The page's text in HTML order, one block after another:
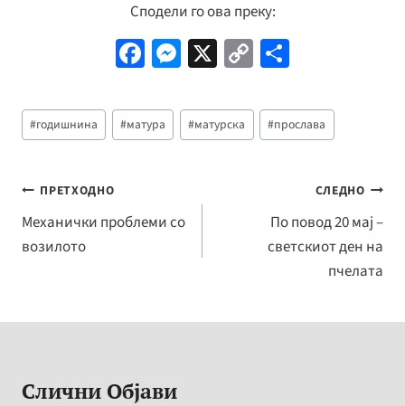
Сподели го ова преку:
Fa
b
o
M
se
n
X C
p
y
k
ar
e
Post
Tags:
#годишнина #матура #матурска #прослава
Навигација
на
напис
ПРЕТХОДНО
Механички проблеми со
возилото
СЛЕДНО
По повод 20 мај –
светскиот ден на
пчелата
Слични Објави